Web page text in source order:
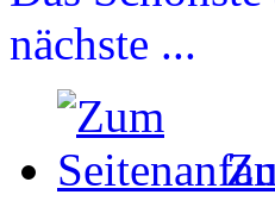
nächste ...